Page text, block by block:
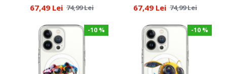
67,49 Lei 74,99 Lei 67,49 Lei 74,99 Lei
-10 % -10 %